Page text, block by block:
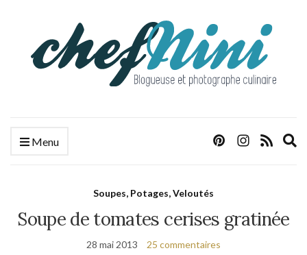
Menu
Soupes, Potages, Veloutés
Soupe de tomates cerises gratinée
28 mai 2013 25 commentaires